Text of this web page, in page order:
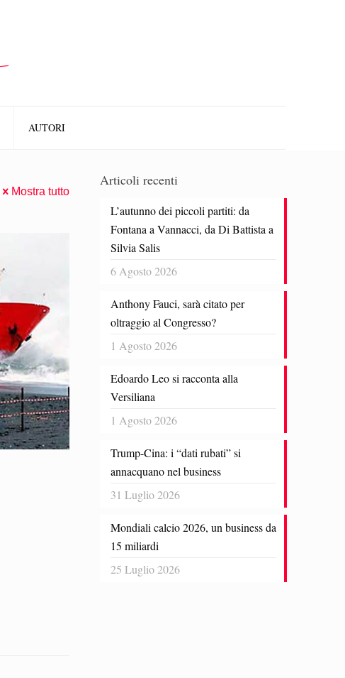
AUTORI
Mostra tutto
Articoli recenti
L’autunno dei piccoli partiti: da
Fontana a Vannacci, da Di Battista a
Silvia Salis
6 Agosto 2026
Anthony Fauci, sarà citato per
oltraggio al Congresso?
1 Agosto 2026
Edoardo Leo si racconta alla
Versiliana
1 Agosto 2026
Trump-Cina: i “dati rubati” si
annacquano nel business
31 Luglio 2026
Mondiali calcio 2026, un business da
15 miliardi
25 Luglio 2026